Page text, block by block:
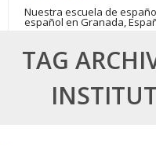
Nuestra escuela de
español en Granada,
TAG